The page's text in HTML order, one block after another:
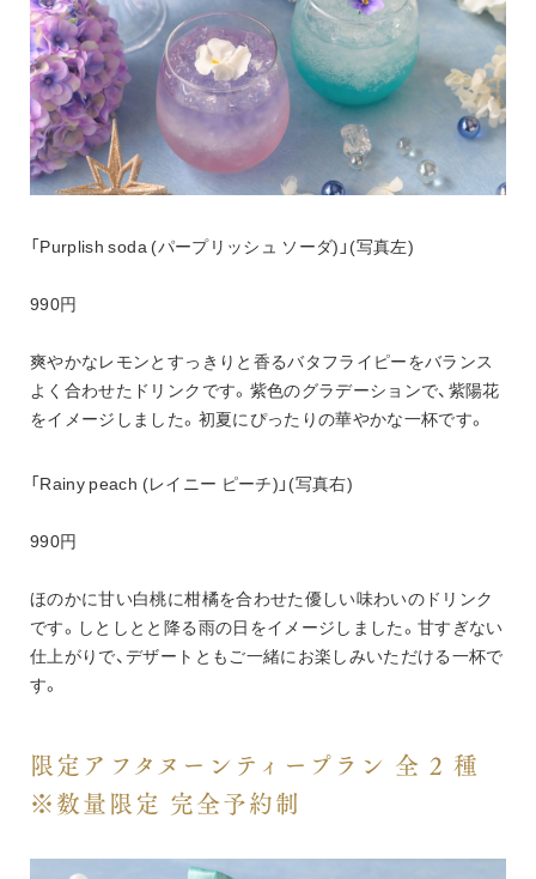
「Purplish soda (パープリッシュ ソーダ)」(写真左)
990円
爽やかなレモンとすっきりと香るバタフライピーをバランス
よく合わせたドリンクです。紫色のグラデーションで、紫陽花
をイメージしました。初夏にぴったりの華やかな一杯です。
「Rainy peach (レイニー ピーチ)」(写真右)
990円
ほのかに甘い白桃に柑橘を合わせた優しい味わいのドリンク
です。しとしとと降る雨の日をイメージしました。甘すぎない
仕上がりで、デザートともご一緒にお楽しみいただける一杯で
す。
限定アフタヌーンティープラン 全 2 種
※数量限定 完全予約制